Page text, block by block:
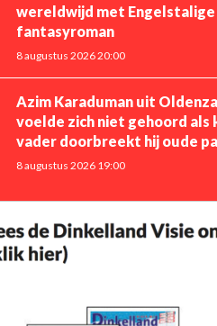
wereldwijd met Engelstalige
fantasyroman
8 augustus 2026 20:00
Azim Karaduman uit
voelde zich niet gehoord als
vader doorbreekt hij oude
8 augustus 2026 19:00